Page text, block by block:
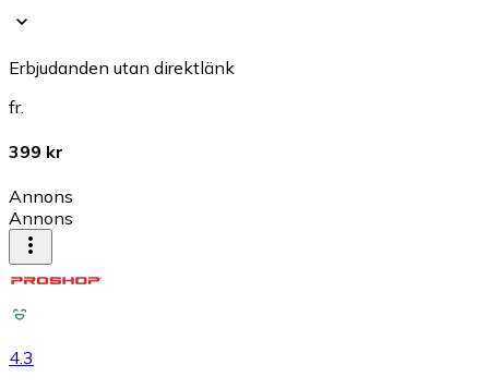
Erbjudanden utan direktlänk
fr.
399 kr
Annons
Annons
4.3